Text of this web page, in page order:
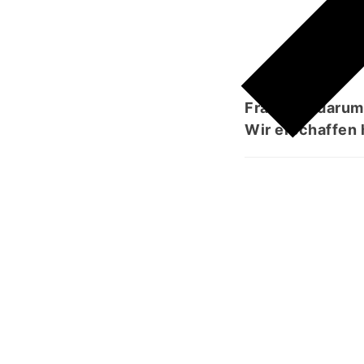
Frage sie
Wir erschaffen